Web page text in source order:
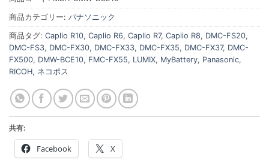
商品カテゴリー: パナソニック
商品タグ: Caplio R10, Caplio R6, Caplio R7, Caplio R8, DMC-FS20,
DMC-FS3, DMC-FX30, DMC-FX33, DMC-FX35, DMC-FX37, DMC-
FX500, DMW-BCE10, FMC-FX55, LUMIX, MyBattery, Panasonic,
RICOH, ネコポス
共有:
Facebook X